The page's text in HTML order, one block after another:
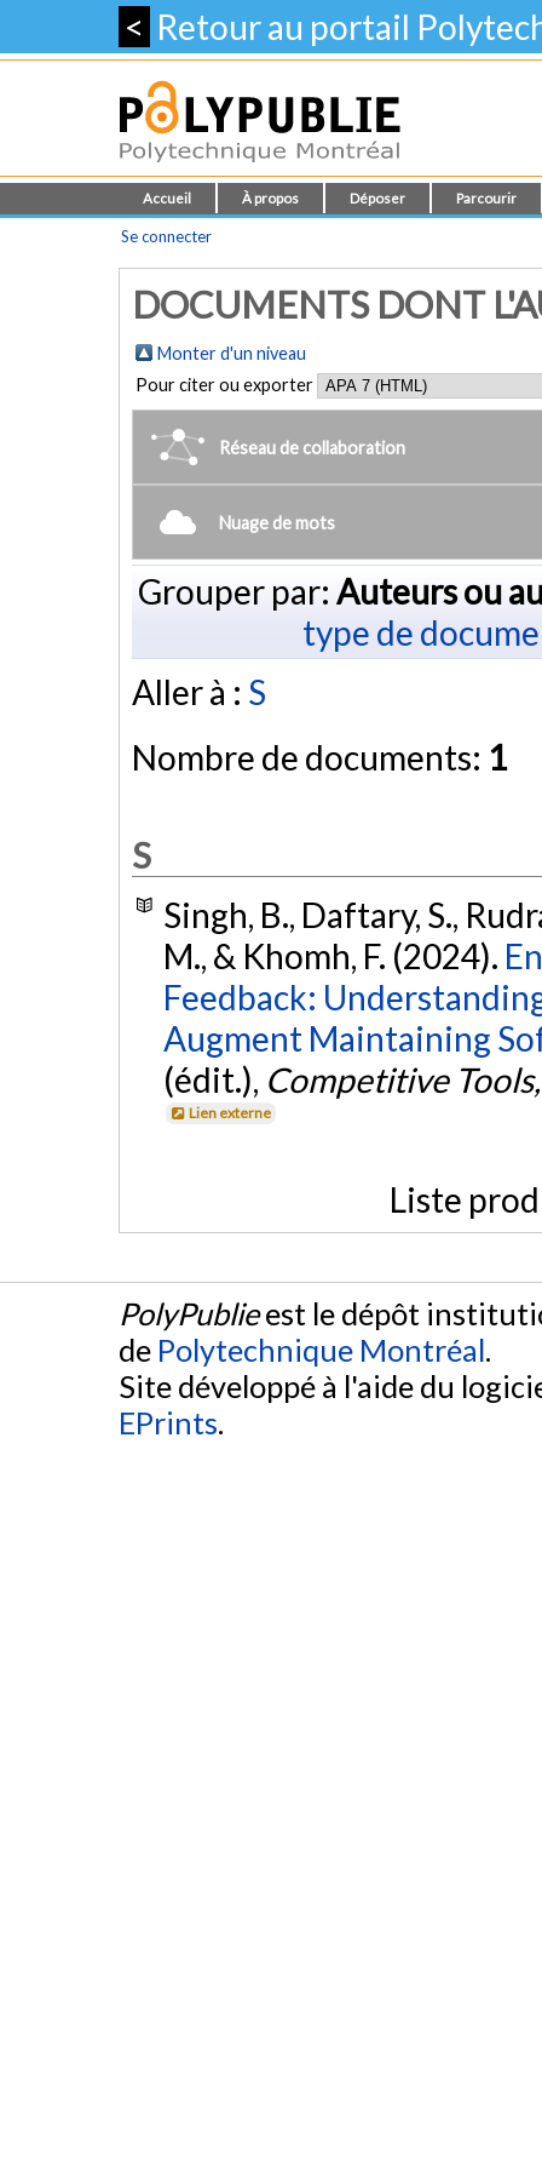
< Retour au portail
Accueil À propos Déposer Parcourir
Se connecter
DOCUMENTS DONT
Monter d'un niveau
Pour citer ou exporter
Réseau de collaboration
Nuage de mots
Grouper par: Auteurs ou
type de
Aller à : S
Nombre de documents: 1
S
Singh, B., Daftary, S.,
M., & Khomh, F. (2024).
Feedback:
Augment Maintaining
(édit.), Competitive
Lien externe
Liste
PolyPublieest le dépôt
de Polytechnique Montréal.
Site développé à l'aide du
EPrints.